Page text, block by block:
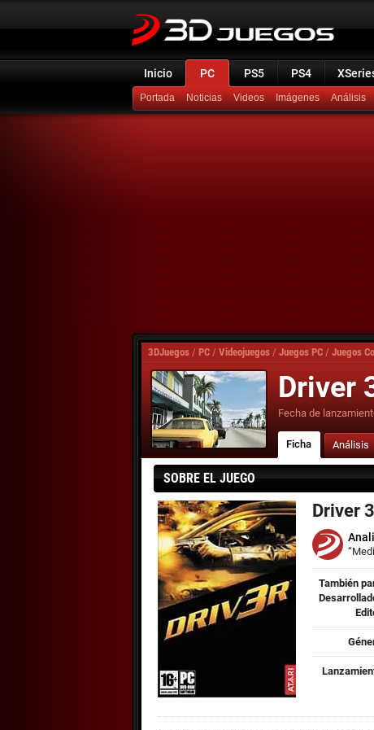
Inicio PC PS5 PS4
Portada Noticias Videos Imágenes Análisis
3DJuegos / PC / Videojuegos / Juegos PC / Juegos
Driver
Fecha de
Ficha Análisis
SOBRE EL JUEGO
Driver 3
También